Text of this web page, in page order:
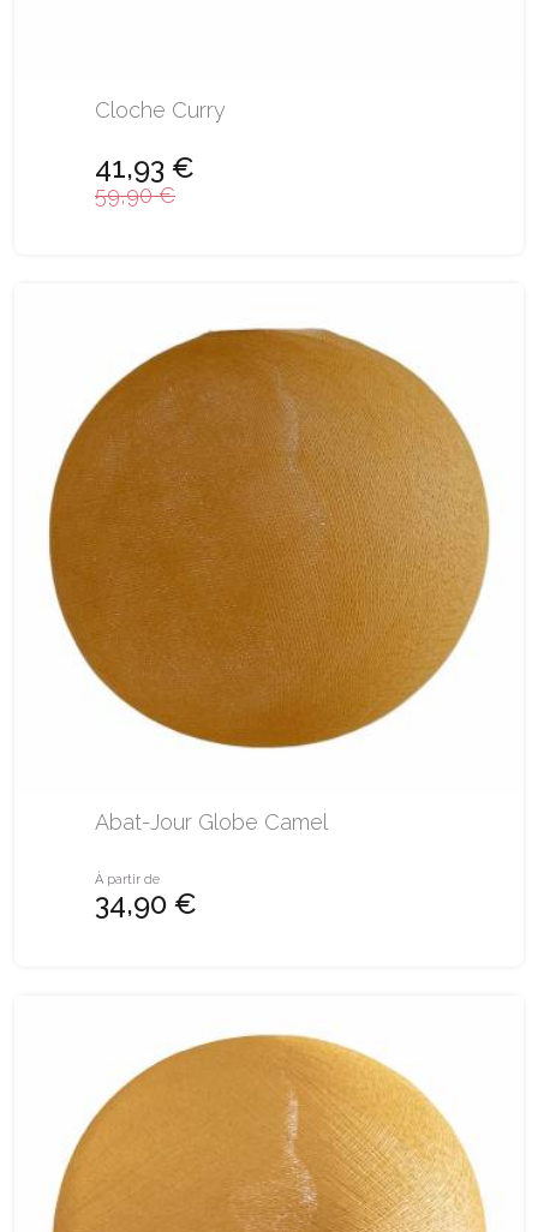
Cloche Curry
41,93 €
59,90 €
Abat-Jour Globe Camel
À partir de
34,90 €